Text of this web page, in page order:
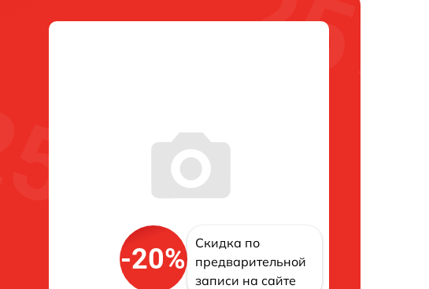
-20%
Скидка по
предварительной
записи на сайте